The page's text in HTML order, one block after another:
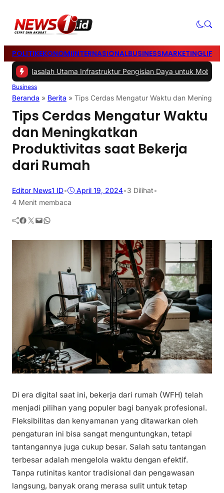
POLITIKEKONOMIINTERNASIONALBUSINESSMARKETING
Utama Infrastruktur Pengisian Daya untuk Mobil Listrik yang
Business
Beranda » Berita » Tips Cerdas Mengatur Waktu dan
Tips Cerdas Mengatur Waktu
dan Meningkatkan
Produktivitas saat Bekerja
dari Rumah
Editor News1 ID• April 19, 2024•3 Dilihat•
4 Menit membaca
Facebook Twitter Mail WhatsApp
Di era digital saat ini, bekerja dari rumah (WFH) telah
menjadi pilihan yang populer bagi banyak profesional.
Fleksibilitas dan kenyamanan yang ditawarkan oleh
pengaturan ini bisa sangat menguntungkan, tetapi
tantangannya juga cukup besar. Salah satu tantangan
terbesar adalah mengelola waktu dengan efektif.
Tanpa rutinitas kantor tradisional dan pengawasan
langsung, banyak orang merasa sulit untuk tetap